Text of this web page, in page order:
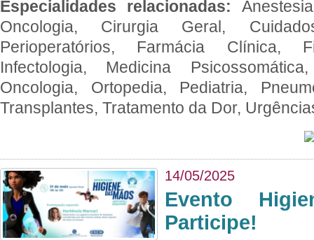
Especialidades relacionadas:
Oncologia, Cirurgia Geral,
Perioperatórios, Farmácia Clínica,
Infectologia, Medicina
Oncologia, Ortopedia, Pediatria,
Transplantes, Tratamento da Dor,
14/05/2025
Evento
Participe!